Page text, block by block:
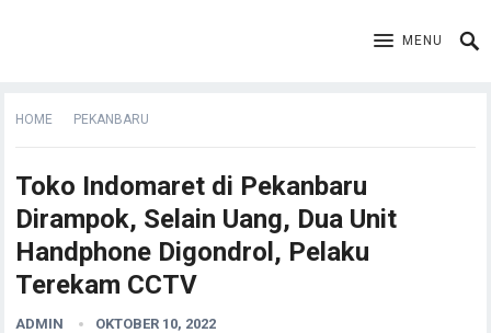
MENU
HOME PEKANBARU
Toko Indomaret di Pekanbaru
Dirampok, Selain Uang, Dua Unit
Handphone Digondrol, Pelaku
Terekam CCTV
ADMIN OKTOBER 10, 2022